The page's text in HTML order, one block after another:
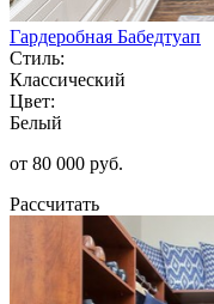
Гардеробная Бабедтуап
Стиль:
Классический
Цвет:
Белый
от 80 000 руб.
Рассчитать